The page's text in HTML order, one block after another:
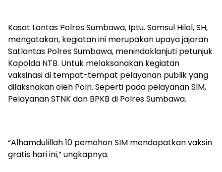
Kasat Lantas Polres Sumbawa, Iptu. Samsul Hilal, SH,
mengatakan, kegiatan ini merupakan upaya jajaran
Satlantas Polres Sumbawa, menindaklanjuti petunjuk
Kapolda NTB. Untuk melaksanakan kegiatan
vaksinasi di tempat-tempat pelayanan publik yang
dilaksnakan oleh Polri. Seperti pada pelayanan SIM,
Pelayanan STNK dan BPKB di Polres Sumbawa.
“Alhamdulillah 10 pemohon SIM mendapatkan vaksin
gratis hari ini,” ungkapnya.